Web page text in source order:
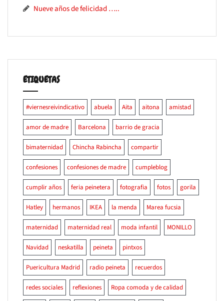
Nueve años de felicidad …..
ETIQUETAS
#viernesreivindicativo abuela Aita aitona amistad
amor de madre Barcelona barrio de gracia
bimaternidad Chincha Rabincha compartir
confesiones confesiones de madre cumpleblog
cumplir años feria peinetera fotografia fotos gorila
Hatley hermanos IKEA la menda Marea fucsia
maternidad maternidad real moda infantil MONILLO
Navidad neskatilla peineta pintxos
Puericultura Madrid radio peineta recuerdos
redes sociales reflexiones Ropa comoda y de calidad